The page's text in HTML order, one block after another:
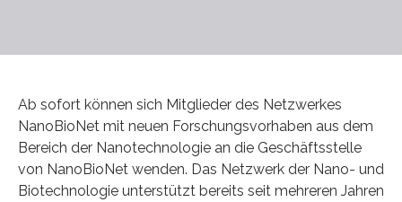
Ab sofort können sich Mitglieder des Netzwerkes
NanoBioNet mit neuen Forschungsvorhaben aus dem
Bereich der Nanotechnologie an die Geschäftsstelle
von NanoBioNet wenden. Das Netzwerk der Nano- und
Biotechnologie unterstützt bereits seit mehreren Jahren